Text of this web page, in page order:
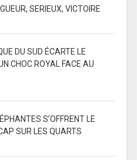
SERIEUX, VICTOIRE
DU SUD ÉCARTE LE
CHOC ROYAL FACE AU
S’OFFRENT LE
SUR LES QUARTS